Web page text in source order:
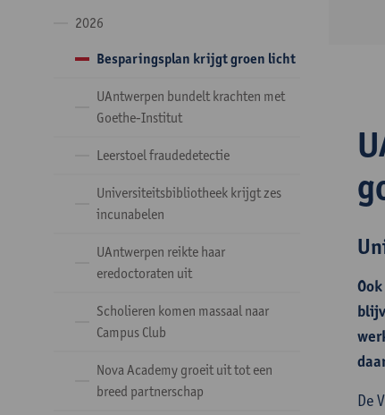
2026
Besparingsplan krijgt groen licht
UAntwerpen bundelt krachten met
Goethe-Institut
Leerstoel fraudedetectie
Universiteitsbibliotheek krijgt zes
incunabelen
UAntwerpen reikte haar
eredoctoraten uit
Scholieren komen massaal naar
Campus Club
Nova Academy groeit uit tot een
breed partnerschap
De